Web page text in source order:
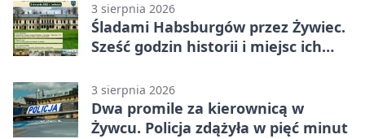
3 sierpnia 2026
Śladami Habsburgów przez Żywiec.
Sześć godzin historii i miejsc ich
3 sierpnia 2026
Dwa promile za kierownicą w
Żywcu. Policja zdążyła w pięć minut